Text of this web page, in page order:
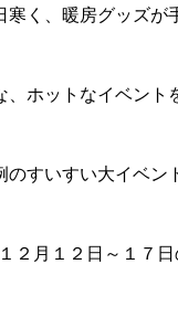
く、暖房グッズが
ホットなイベント
すいすい大イベン
２月１２日～１７